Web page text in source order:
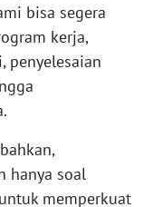
bisa segera
kerja,
penyelesaian
hanya soal
memperkuat